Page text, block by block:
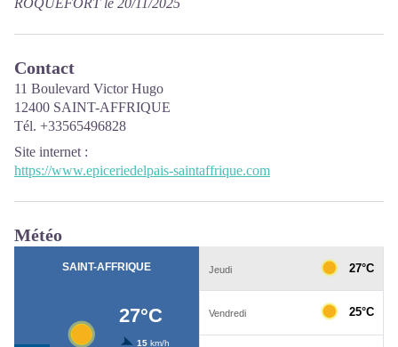
Contact
11 Boulevard Victor Hugo
12400 SAINT-AFFRIQUE
Tél. +33565496828
Site internet :
https://www.epiceriedelpais-saintaffrique.com
Météo